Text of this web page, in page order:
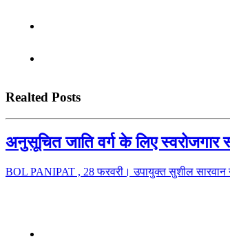
Realted Posts
अनुसूचित जाति वर्ग के लिए स्वरोजगार
BOL PANIPAT , 28 फरवरी। उपायुक्त सुशील